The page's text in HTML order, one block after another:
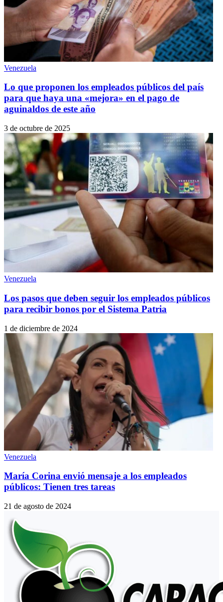
Venezuela
Lo que proponen los empleados públicos del país
para que haya una «mejora» en el pago de
aguinaldos de este año
3 de octubre de 2025
Venezuela
Los pasos que deben seguir los empleados públicos
para recibir bonos por el Sistema Patria
1 de diciembre de 2024
Venezuela
María Corina envió mensaje a los empleados
públicos: Tienen tres tareas
21 de agosto de 2024